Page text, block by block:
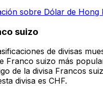
sobre Dólar de Hong
suizo
de divisas
Franco suizo más
de la divisa Francos
divisa es CHF.